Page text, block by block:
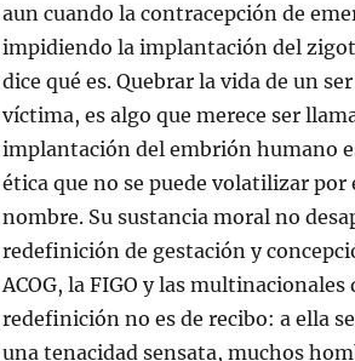
aun cuando la contracepción de
impidiendo la implantación del
dice qué es. Quebrar la vida de un
víctima, es algo que merece ser
implantación del embrión humano
ética que no se puede volatilizar
nombre. Su sustancia moral no
redefinición de gestación y
ACOG, la FIGO y las
redefinición no es de recibo: a ella
una tenacidad sensata, muchos